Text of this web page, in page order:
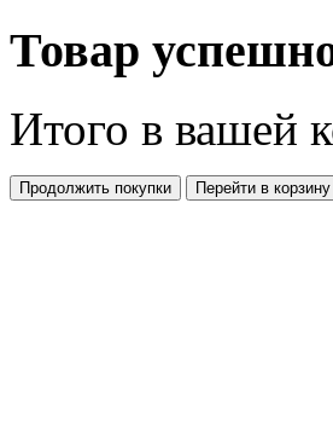
Товар
Итого в вашей
Продолжить покупки Перейти в корзину